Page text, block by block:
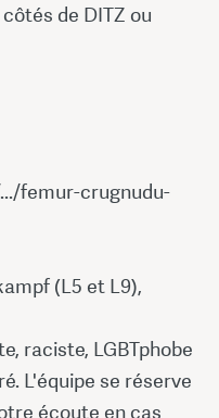
de DITZ ou
femur-crugnudu-
(L5 et L9),
raciste, LGBTphobe
L'équipe se réserve
écoute en cas